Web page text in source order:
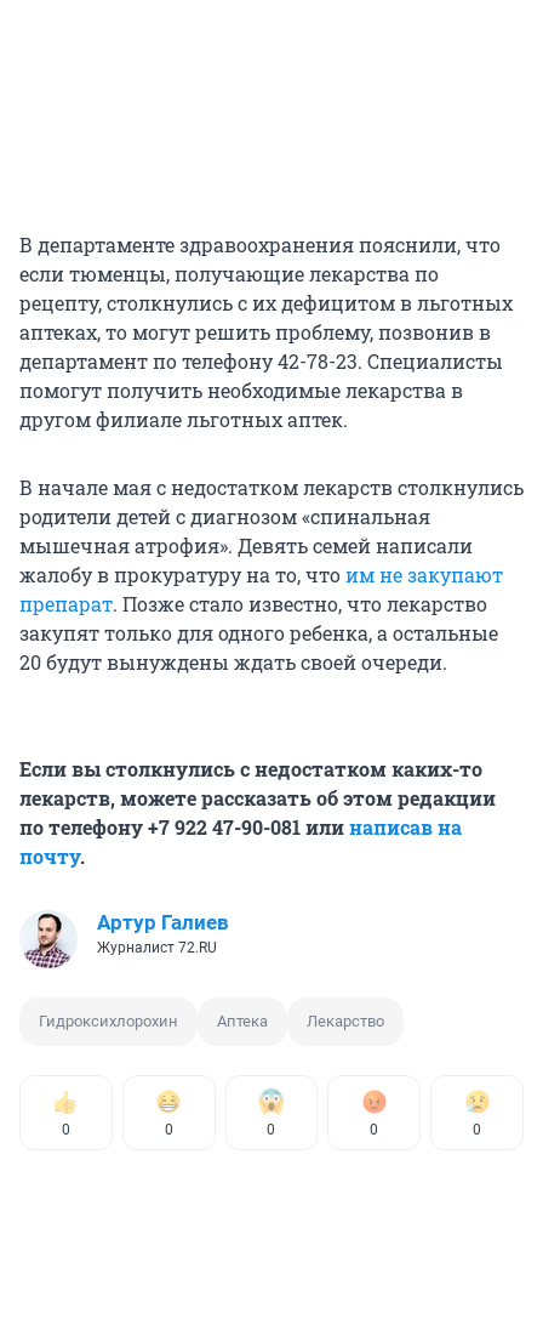
В департаменте здравоохранения пояснили, что
если тюменцы, получающие лекарства по
рецепту, столкнулись с их дефицитом в льготных
аптеках, то могут решить проблему, позвонив в
департамент по телефону 42-78-23. Специалисты
помогут получить необходимые лекарства в
другом филиале льготных аптек.
В начале мая с недостатком лекарств столкнулись
родители детей с диагнозом «спинальная
мышечная атрофия». Девять семей написали
жалобу в прокуратуру на то, чтоим не закупают
препарат. Позже стало известно, что лекарство
закупят только для одного ребенка, а остальные
20 будут вынуждены ждать своей очереди.
Если вы столкнулись с недостатком каких-то
лекарств, можете рассказать об этом редакции
по телефону +7 922 47-90-081 илинаписав на
почту.
Артур Галиев
Журналист 72.RU
Гидроксихлорохин Аптека Лекарство
0 0 0 0 0